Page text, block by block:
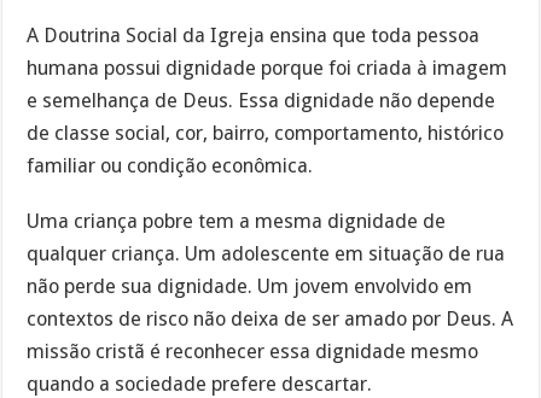
A Doutrina Social da Igreja ensina que toda pessoa
humana possui dignidade porque foi criada à imagem
e semelhança de Deus. Essa dignidade não depende
de classe social, cor, bairro, comportamento, histórico
familiar ou condição econômica.
Uma criança pobre tem a mesma dignidade de
qualquer criança. Um adolescente em situação de rua
não perde sua dignidade. Um jovem envolvido em
contextos de risco não deixa de ser amado por Deus. A
missão cristã é reconhecer essa dignidade mesmo
quando a sociedade prefere descartar.